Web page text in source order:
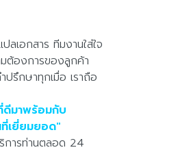
ปลเอกสาร ทีมงานใส่ใจ
ต้องการของลูกค้า
ปรึกษาทุกเมื่อ เราถือ
ดีมาพร้อมกับ
เยี่ยมยอด''
การท่านตลอด 24